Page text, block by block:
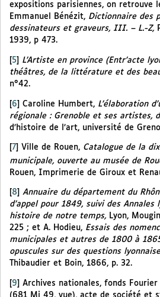
expositions parisiennes, on retrouve
Emmanuel Bénézit, Dictionnaire des
dessinateurs et graveurs, III. – L.-Z,
1939, p 473.
5
L’Artiste en province (Entr’acte
théâtres, de la littérature et des
n°42.
[6] Caroline Humbert, L’élaboration
régionale : Grenoble et ses artistes,
d’histoire de l’art, université de
7 Ville de Rouen, Catalogue de la
municipale, ouverte au musée de
Rouen, Imprimerie de Giroux et
8
Annuaire du département du
d’appel pour 1849, suivi des Annales
histoire de notre temps, Lyon,
225 ; et A. Hodieu, Essais des
municipales et autres de 1800 à
opuscules sur des questions
Thibaudier et Boin, 1866, p. 32.
[9] Archives nationales, fonds
(681 Mi 49, vue), acte de société et